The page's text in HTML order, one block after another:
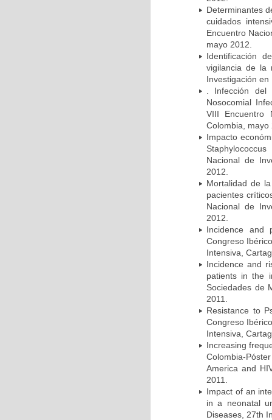
Determinantes
cuidados
Encuentro
mayo 2012.
Identificación
vigilancia de la
Investigación
. Infección
Nosocomial
VIII Encuentro
Colombia, mayo
Impacto
Nacional de
2012.
Mortalidad de
pacientes
Nacional de
2012.
Incidence and
Congreso
Intensiva,
Incidence and
patients in the
Sociedades de
2011.
Resistance to
Congreso
Intensiva,
Increasing
Colombia-
America and
2011.
Impact of an
in a neonatal
Diseases, 27th